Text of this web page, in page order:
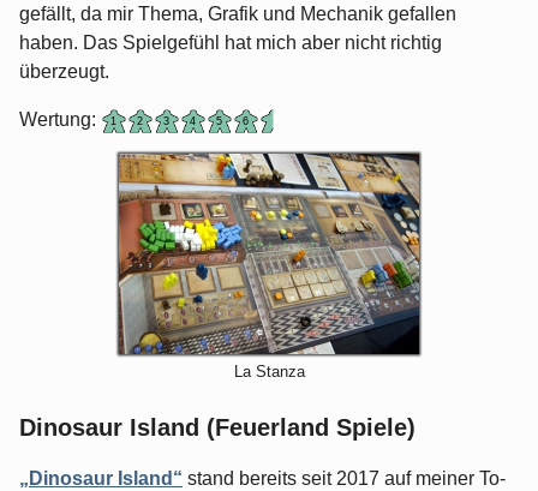
gefällt, da mir Thema, Grafik und Mechanik gefallen
haben. Das Spielgefühl hat mich aber nicht richtig
überzeugt.
Wertung:
La Stanza
Dinosaur Island (Feuerland Spiele)
„Dinosaur Island“ stand bereits seit 2017 auf meiner To-